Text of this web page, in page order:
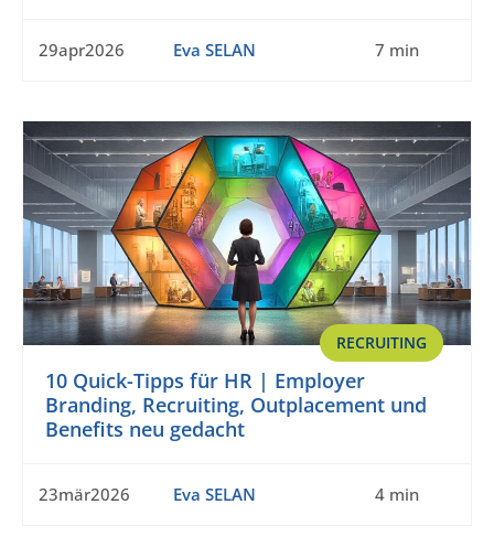
29apr2026 Eva SELAN 7 min
RECRUITING
10 Quick-Tipps für HR | Employer
Branding, Recruiting, Outplacement und
Benefits neu gedacht
23mär2026 Eva SELAN 4 min